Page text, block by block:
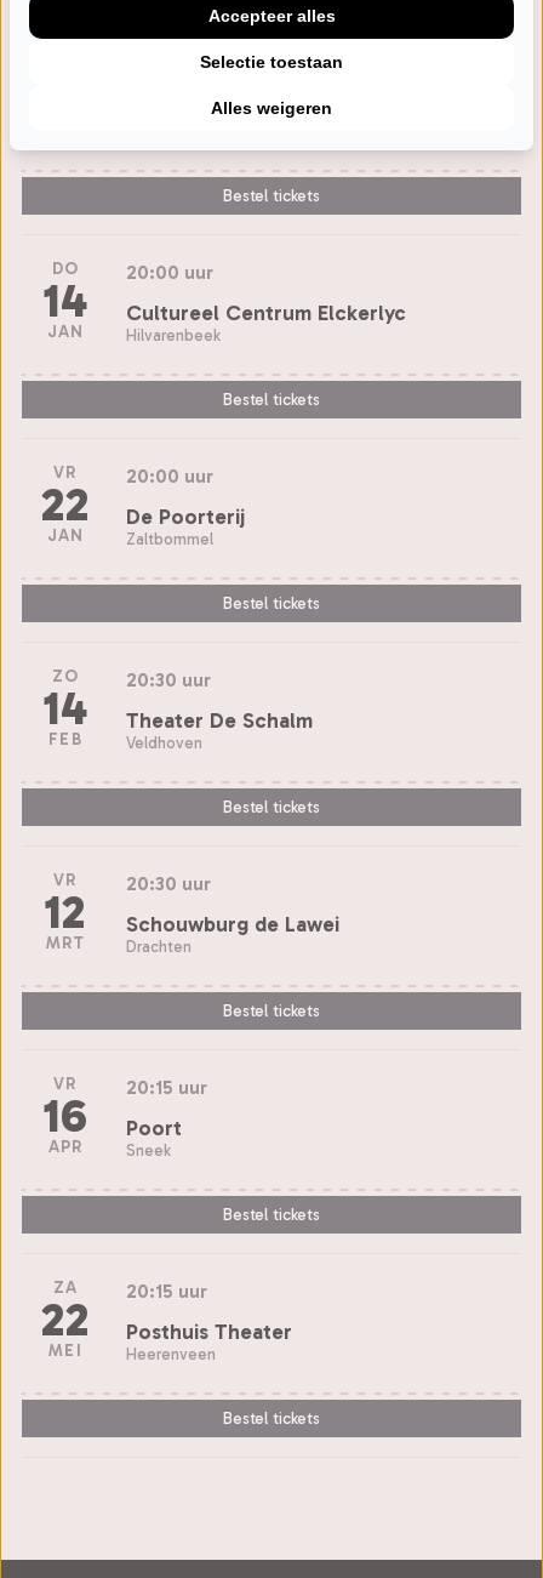
20:00 uur
Theater De Molen
Bestel tickets
DO
14
JAN
20:00 uur
Cultureel Centrum Elckerlyc
Hilvarenbeek
Bestel tickets
VR
22
JAN
20:00 uur
De Poorterij
Zaltbommel
Bestel tickets
ZO
14
FEB
20:30 uur
Theater De Schalm
Veldhoven
Bestel tickets
VR
12
MRT
20:30 uur
Schouwburg de Lawei
Drachten
Bestel tickets
VR
16
APR
20:15 uur
Poort
Sneek
Bestel tickets
ZA
22
MEI
20:15 uur
Posthuis Theater
Heerenveen
Bestel tickets
Alles weigeren
Selectie toestaan
Accepteer alles